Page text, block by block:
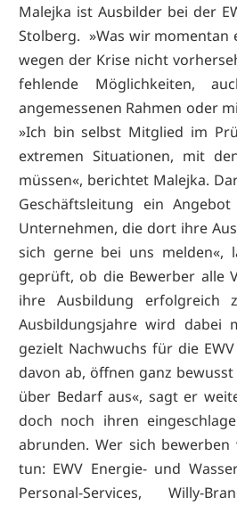
Malejka ist Ausbilder bei der
Stolberg. »Was wir momentan
wegen der Krise nicht
fehlende Möglichkeiten,
angemessenen Rahmen oder
»Ich bin selbst Mitglied im
extremen Situationen, mit
müssen«, berichtet Malejka.
Geschäftsleitung ein
Unternehmen, die dort ihre
sich gerne bei uns melden«,
geprüft, ob die Bewerber alle
ihre Ausbildung
Ausbildungsjahre wird dabei
gezielt Nachwuchs für die
davon ab, öffnen ganz
über Bedarf aus«, sagt er
doch noch ihren
abrunden. Wer sich
tun: EWV Energie- und
Personal-Services, Willy-